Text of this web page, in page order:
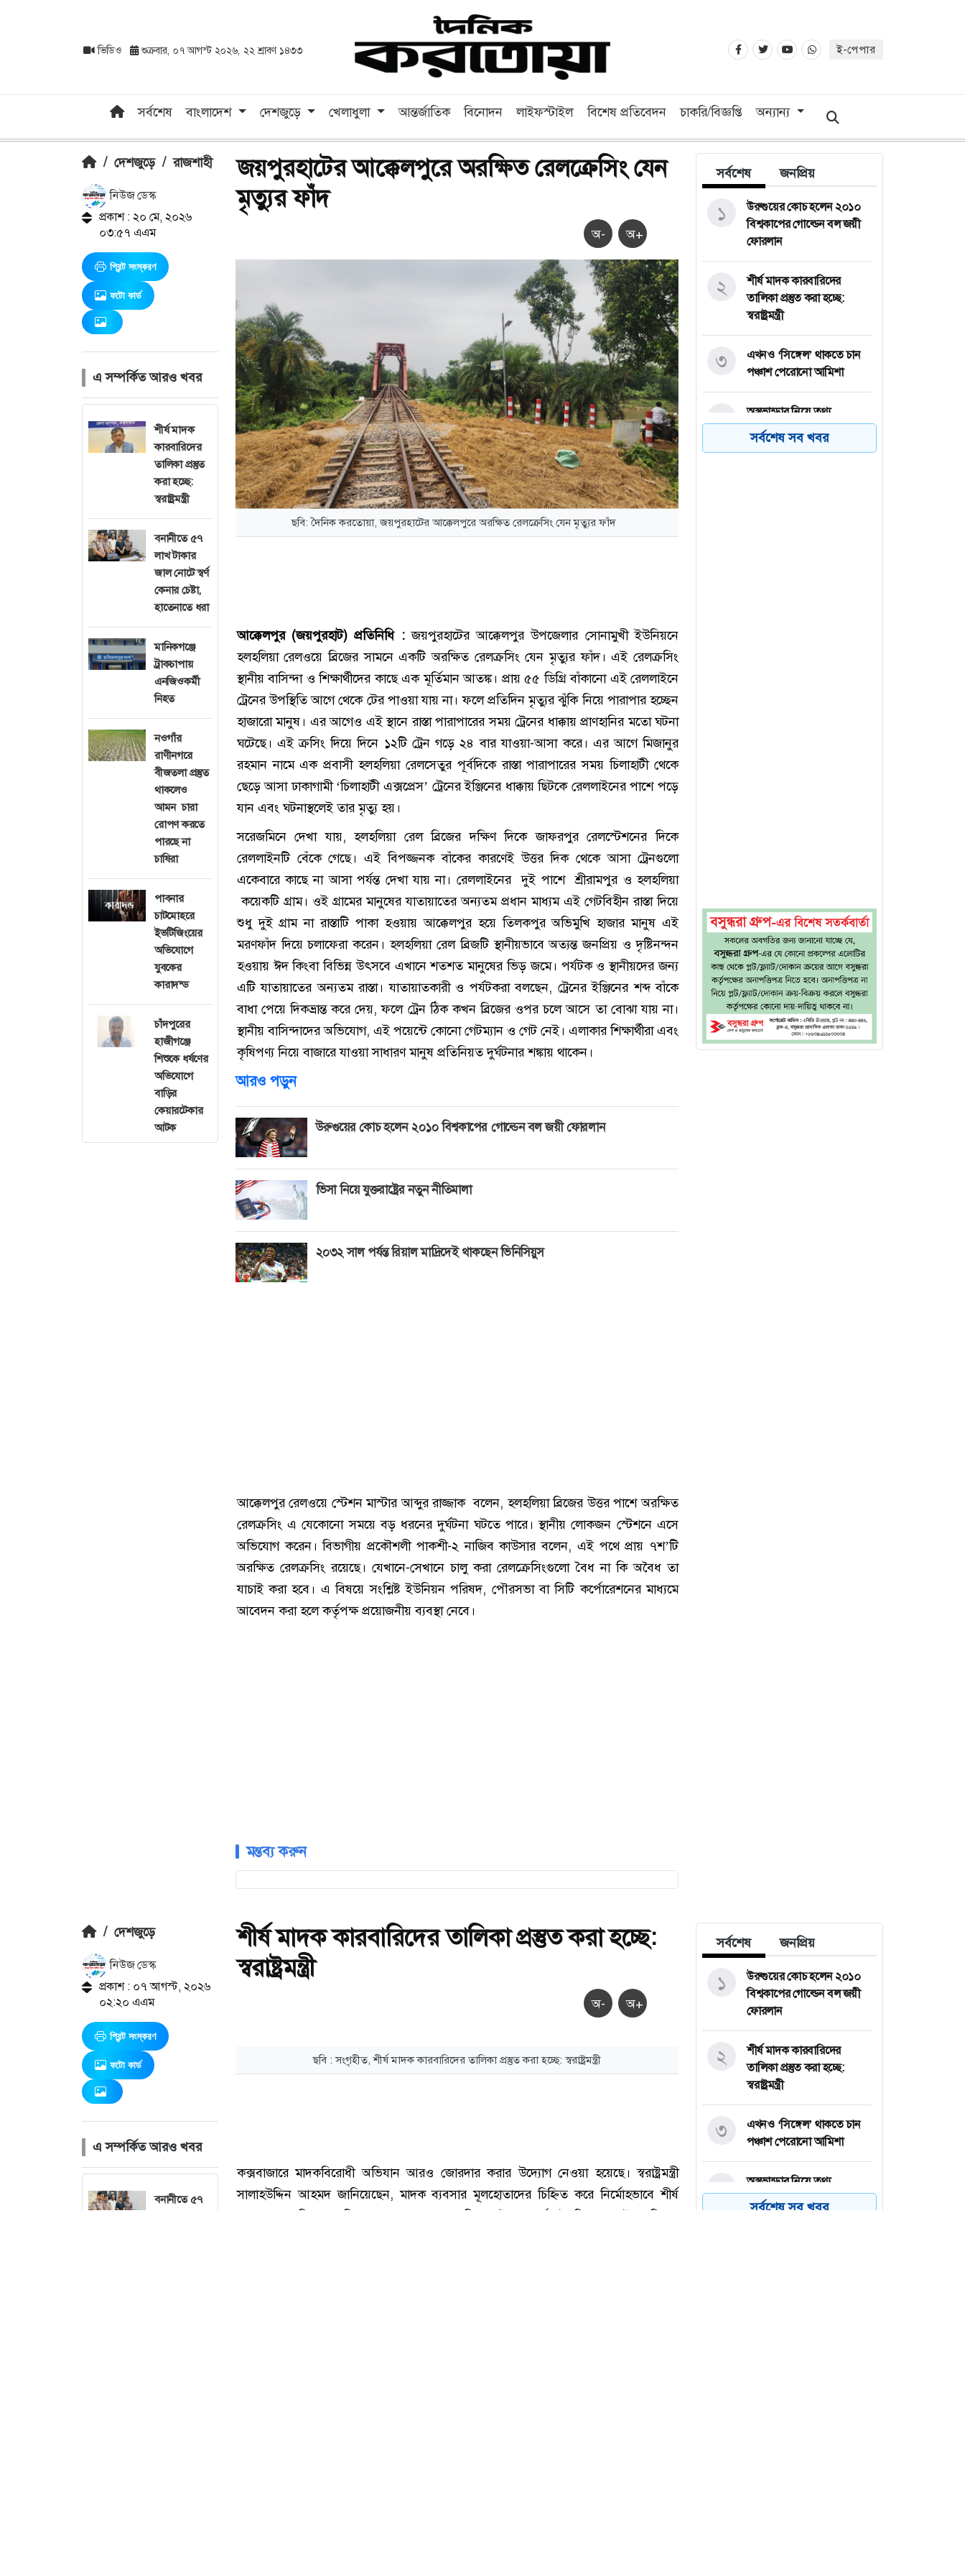
ভিডিও শুক্রবার, ০৭ আগস্ট ২০২৬, ২২ শ্রাবণ ১৪৩৩ ই-পেপার
সর্বশেষ বাংলাদেশ দেশজুড়ে খেলাধুলা আন্তর্জাতিক বিনোদন লাইফস্টাইল বিশেষ প্রতিবেদন চাকরি/বিজ্ঞপ্তি অন্যান্য
/ দেশজুড়ে / রাজশাহী
নিউজ ডেস্ক
প্রকাশ : ২০ মে, ২০২৬
০৩:৫৭ এএম
প্রিন্ট সংস্করণ
ফটো কার্ড
এ সম্পর্কিত আরও খবর
শীর্ষ মাদক
কারবারিদের
তালিকা প্রস্তুত
করা হচ্ছে:
স্বরাষ্ট্রমন্ত্রী
বনানীতে ৫৭
লাখ টাকার
জাল নোটে স্বর্ণ
কেনার চেষ্টা,
হাতেনাতে ধরা
মানিকগঞ্জে
ট্রাকচাপায়
এনজিওকর্মী
নিহত
নওগাঁর
রাণীনগরে
বীজতলা প্রস্তুত
থাকলেও
আমন চারা
রোপণ করতে
পারছে না
চাষিরা
পাবনার
চাটমোহরে
ইভটিজিংয়ের
অভিযোগে
যুবকের
কারাদন্ড
চাঁদপুরের
হাজীগঞ্জে
শিশুকে ধর্ষণের
অভিযোগে
বাড়ির
কেয়ারটেকার
আটক
জয়পুরহাটের আক্কেলপুরে অরক্ষিত রেলক্রেসিং যেন
মৃত্যুর ফাঁদ
অ- অ+
ছবি: দৈনিক করতোয়া, জয়পুরহাটের আক্কেলপুরে অরক্ষিত রেলক্রেসিং যেন মৃত্যুর ফাঁদ
আক্কেলপুর (জয়পুরহাট) প্রতিনিধি :জয়পুরহাটের আক্কেলপুর উপজেলার সোনামুখী ইউনিয়নে
হলহলিয়া রেলওয়ে ব্রিজের সামনে একটি অরক্ষিত রেলক্রসিং যেন মৃত্যুর ফাঁদ। এই রেলক্রসিং
স্থানীয় বাসিন্দা ও শিক্ষার্থীদের কাছে এক মূর্তিমান আতঙ্ক। প্রায় ৫৫ ডিগ্রি বাঁকানো এই রেললাইনে
ট্রেনের উপস্থিতি আগে থেকে টের পাওয়া যায় না। ফলে প্রতিদিন মৃত্যুর ঝুঁকি নিয়ে পারাপার হচ্ছেন
হাজারো মানুষ। এর আগেও এই স্থানে রাস্তা পারাপারের সময় ট্রেনের ধাক্কায় প্রাণহানির মতো ঘটনা
ঘটেছে। এই ক্রসিং দিয়ে দিনে ১২টি ট্রেন গড়ে ২৪ বার যাওয়া-আসা করে। এর আগে মিজানুর
রহমান নামে এক প্রবাসী হলহলিয়া রেলসেতুর পূর্বদিকে রাস্তা পারাপারের সময় চিলাহাটী থেকে
ছেড়ে আসা ঢাকাগামী ‘চিলাহাটী এক্সপ্রেস’ ট্রেনের ইঞ্জিনের ধাক্কায় ছিটকে রেললাইনের পাশে পড়ে
যান এবং ঘটনাস্থলেই তার মৃত্যু হয়।
সরেজমিনে দেখা যায়, হলহলিয়া রেল ব্রিজের দক্ষিণ দিকে জাফরপুর রেলস্টেশনের দিকে
রেললাইনটি বেঁকে গেছে। এই বিপজ্জনক বাঁকের কারণেই উত্তর দিক থেকে আসা ট্রেনগুলো
একেবারে কাছে না আসা পর্যন্ত দেখা যায় না। রেললাইনের দুই পাশে শ্রীরামপুর ও হলহলিয়া
কয়েকটি গ্রাম। ওই গ্রামের মানুষের যাতায়াতের অন্যতম প্রধান মাধ্যম এই গেটবিহীন রাস্তা দিয়ে
শুধু দুই গ্রাম না রাস্তাটি পাকা হওয়ায় আক্কেলপুর হয়ে তিলকপুর অভিমুখি হাজার মানুষ এই
মরণফাঁদ দিয়ে চলাফেরা করেন। হলহলিয়া রেল ব্রিজটি স্থানীয়ভাবে অত্যন্ত জনপ্রিয় ও দৃষ্টিনন্দন
হওয়ায় ঈদ কিংবা বিভিন্ন উৎসবে এখানে শতশত মানুষের ভিড় জমে। পর্যটক ও স্থানীয়দের জন্য
এটি যাতায়াতের অন্যতম রাস্তা। যাতায়াতকারী ও পর্যটকরা বলছেন, ট্রেনের ইঞ্জিনের শব্দ বাঁকে
বাধা পেয়ে দিকভ্রান্ত করে দেয়, ফলে ট্রেন ঠিক কখন ব্রিজের ওপর চলে আসে তা বোঝা যায় না।
স্থানীয় বাসিন্দাদের অভিযোগ, এই পয়েন্টে কোনো গেটম্যান ও গেট নেই। এলাকার শিক্ষার্থীরা এবং
কৃষিপণ্য নিয়ে বাজারে যাওয়া সাধারণ মানুষ প্রতিনিয়ত দুর্ঘটনার শঙ্কায় থাকেন।
আরও পড়ুন
উরুগুয়ের কোচ হলেন ২০১০ বিশ্বকাপের গোল্ডেন বল জয়ী ফোরলান
ভিসা নিয়ে যুক্তরাষ্ট্রের নতুন নীতিমালা
২০৩২ সাল পর্যন্ত রিয়াল মাদ্রিদেই থাকছেন ভিনিসিয়ুস
আক্কেলপুর রেলওয়ে স্টেশন মাস্টার আব্দুর রাজ্জাক বলেন, হলহলিয়া ব্রিজের উত্তর পাশে অরক্ষিত
রেলক্রসিং এ যেকোনো সময়ে বড় ধরনের দুর্ঘটনা ঘটতে পারে। স্থানীয় লোকজন স্টেশনে এসে
অভিযোগ করেন। বিভাগীয় প্রকৌশলী পাকশী-২ নাজিব কাউসার বলেন, এই পথে প্রায় ৭শ’টি
অরক্ষিত রেলক্রসিং রয়েছে। যেখানে-সেখানে চালু করা রেলক্রেসিংগুলো বৈধ না কি অবৈধ তা
যাচাই করা হবে। এ বিষয়ে সংশ্লিষ্ট ইউনিয়ন পরিষদ, পৌরসভা বা সিটি কর্পোরেশনের মাধ্যমে
আবেদন করা হলে কর্তৃপক্ষ প্রয়োজনীয় ব্যবস্থা নেবে।
মন্তব্য করুন
সর্বশেষ জনপ্রিয়
উরুগুয়ের কোচ হলেন ২০১০
বিশ্বকাপের গোল্ডেন বল জয়ী
ফোরলান
১
শীর্ষ মাদক কারবারিদের
তালিকা প্রস্তুত করা হচ্ছে:
স্বরাষ্ট্রমন্ত্রী
২
এখনও ‘সিঙ্গেল’ থাকতে চান
পঞ্চাশ পেরোনো আমিশা
৩
অস্ত্রভান্ডার নিয়ে তথ্য
ফাঁসকারীদের কারাদণ্ডের
হুঁশিয়ারি ট্রাম্পের
৪
সর্বশেষ সব খবর
/ দেশজুড়ে
নিউজ ডেস্ক
প্রকাশ : ০৭ আগস্ট, ২০২৬
০২:২০ এএম
প্রিন্ট সংস্করণ
ফটো কার্ড
এ সম্পর্কিত আরও খবর
বনানীতে ৫৭
শীর্ষ মাদক কারবারিদের তালিকা প্রস্তুত করা হচ্ছে:
স্বরাষ্ট্রমন্ত্রী
অ- অ+
সর্বশেষ জনপ্রিয়
উরুগুয়ের কোচ হলেন ২০১০
বিশ্বকাপের গোল্ডেন বল জয়ী
ফোরলান
১
শীর্ষ মাদক কারবারিদের
তালিকা প্রস্তুত করা হচ্ছে:
স্বরাষ্ট্রমন্ত্রী
২
এখনও ‘সিঙ্গেল’ থাকতে চান
পঞ্চাশ পেরোনো আমিশা
৩
অস্ত্রভান্ডার নিয়ে তথ্য
ফাঁসকারীদের কারাদণ্ডের
হুঁশিয়ারি ট্রাম্পের
৪
সর্বশেষ সব খবর